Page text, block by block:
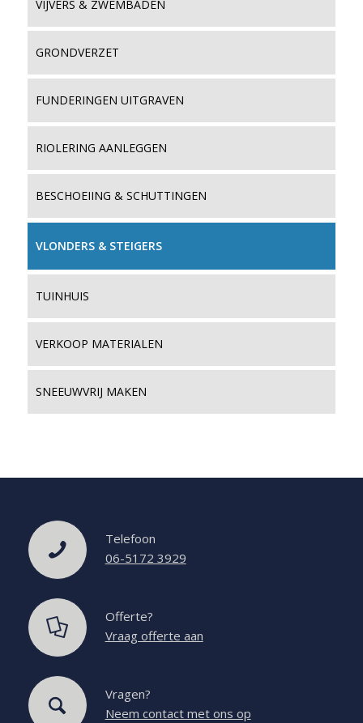
VIJVERS & ZWEMBADEN
GRONDVERZET
FUNDERINGEN UITGRAVEN
RIOLERING AANLEGGEN
BESCHOEIING & SCHUTTINGEN
VLONDERS & STEIGERS
TUINHUIS
VERKOOP MATERIALEN
SNEEUWVRIJ MAKEN
Telefoon
06-5172 3929
Offerte?
Vraag offerte aan
Vragen?
Neem contact met ons op